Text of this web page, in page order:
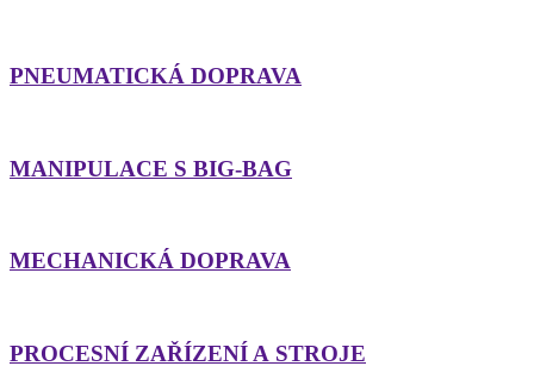
PNEUMATICKÁ DOPRAVA
MANIPULACE S BIG-BAG
MECHANICKÁ DOPRAVA
PROCESNÍ ZAŘÍZENÍ A STROJE